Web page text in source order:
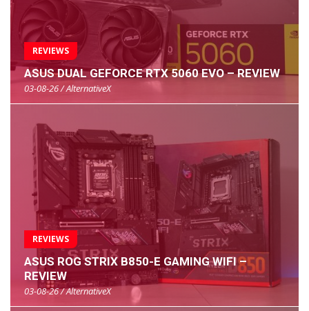
REVIEWS
ASUS DUAL GEFORCE RTX 5060 EVO – REVIEW
03-08-26 / AlternativeX
REVIEWS
ASUS ROG STRIX B850-E GAMING WIFI –
REVIEW
03-08-26 / AlternativeX